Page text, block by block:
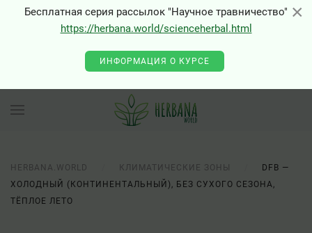
×
Бесплатная серия рассылок "Научное травничество"
https://herbana.world/scienceherbal.html
ИНФОРМАЦИЯ О КУРСЕ
HERBANA.WORLD КЛИМАТИЧЕСКИЕ ЗОНЫ
DFB —
ХОЛОДНЫЙ (КОНТИНЕНТАЛЬНЫЙ), БЕЗ СУХОГО СЕЗОНА,
ТЁПЛОЕ ЛЕТО
×
0 - Class "Joomla\Input\Json" not found